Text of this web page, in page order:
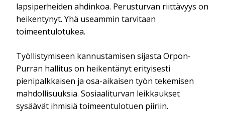
lapsiperheiden ahdinkoa. Perusturvan riittävyys on
heikentynyt. Yhä useammin tarvitaan
toimeentulotukea.
Työllistymiseen kannustamisen sijasta Orpon-
Purran hallitus on heikentänyt erityisesti
pienipalkkaisen ja osa-aikaisen työn tekemisen
mahdollisuuksia. Sosiaaliturvan leikkaukset
sysäävät ihmisiä toimeentulotuen piiriin.